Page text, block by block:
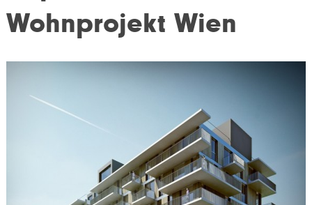
Wohnprojekt Wien